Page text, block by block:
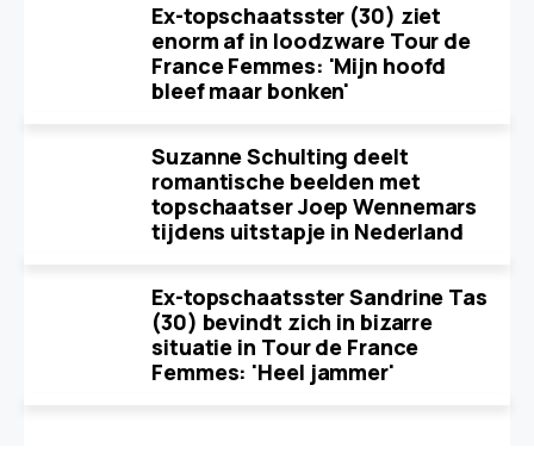
Ex-topschaatsster (30) ziet
enorm af in loodzware Tour de
France Femmes: 'Mijn hoofd
bleef maar bonken'
Suzanne Schulting deelt
romantische beelden met
topschaatser Joep Wennemars
tijdens uitstapje in Nederland
Ex-topschaatsster Sandrine Tas
(30) bevindt zich in bizarre
situatie in Tour de France
Femmes: 'Heel jammer'